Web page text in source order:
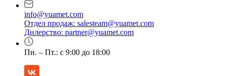
info@yuamet.com
Отдел продаж: salesteam@yuamet.com
Дилерство: partner@yuamet.com
Пн. – Пт.: с 9:00 до 18:00